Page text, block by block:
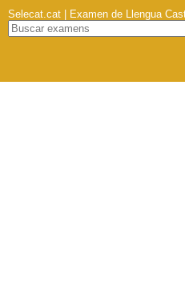
Selecat.cat | Examen de Llengua